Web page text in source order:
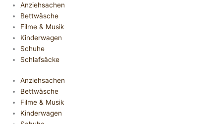
Anziehsachen
Bettwäsche
Filme & Musik
Kinderwagen
Schuhe
Schlafsäcke
Anziehsachen
Bettwäsche
Filme & Musik
Kinderwagen